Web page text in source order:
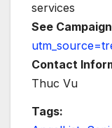
services
See
Contact
Thuc Vu
Tags: